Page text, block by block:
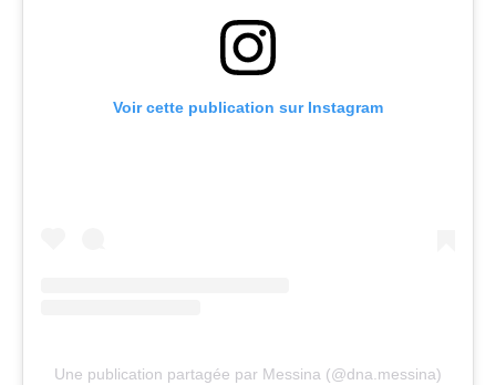
Voir cette publication sur Instagram
Une publication partagée par Messina (@dna.messina)